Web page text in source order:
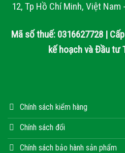
12, Tp Hồ Chí Minh, Việt
Mã số thuế: 0316627728 |
kế hoạch và Đầu tư
Chính sách kiểm hàng
Chính sách đổi
Chính sách bảo hành sản phẩm